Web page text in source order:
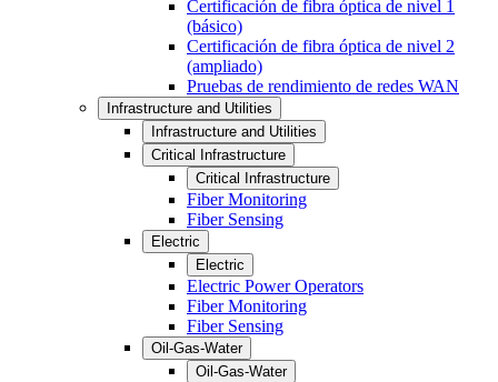
Certificación de fibra óptica de nivel 1
(básico)
Certificación de fibra óptica de nivel 2
(ampliado)
Pruebas de rendimiento de redes WAN
Infrastructure and Utilities
Infrastructure and Utilities
Critical Infrastructure
Critical Infrastructure
Fiber Monitoring
Fiber Sensing
Electric
Electric
Electric Power Operators
Fiber Monitoring
Fiber Sensing
Oil-Gas-Water
Oil-Gas-Water